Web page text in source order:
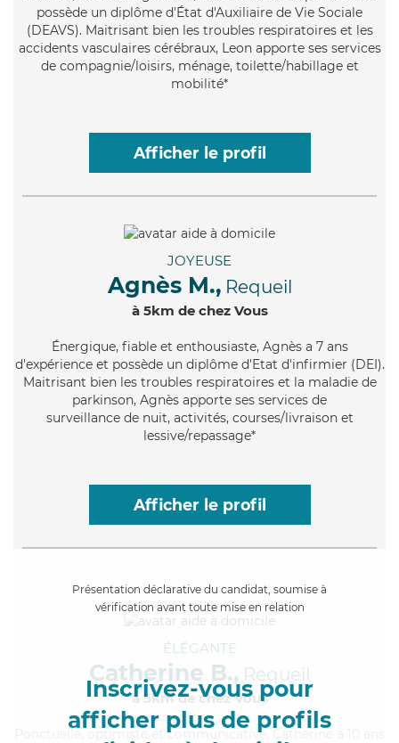
possède un diplôme d'État d'Auxiliaire de Vie Sociale
(DEAVS). Maitrisant bien les troubles respiratoires et les
accidents vasculaires cérébraux, Leon apporte ses services
de compagnie/loisirs, ménage, toilette/habillage et
mobilité*
Afficher le profil
JOYEUSE
Agnès M., Requeil
à 5km de chez Vous
Énergique, fiable et enthousiaste, Agnès a 7 ans
d'expérience et possède un diplôme d'Etat d'infirmier (DEI).
Maitrisant bien les troubles respiratoires et la maladie de
parkinson, Agnès apporte ses services de
surveillance de nuit, activités, courses/livraison et
lessive/repassage*
Afficher le profil
Présentation déclarative du candidat, soumise à
vérification avant toute mise en relation
Inscrivez-vous pour
afficher plus de profils
ÉLÉGANTE
Catherine B., Requeil
à 5km de chez Vous
, optimiste et communicative, Catherine a 10 ans